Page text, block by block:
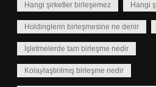
Hangi şirketler birleşemez Hangi
Holdinglerin birleşmesine ne denir
İşletmelerde tam birleşme nedir
Kolaylaştırılmış birleşme nedir